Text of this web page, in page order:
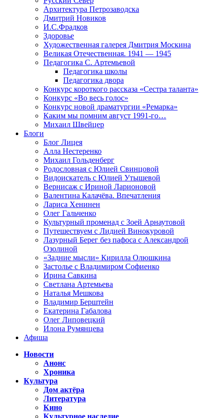
Архитектура Петрозаводска
Дмитрий Новиков
И.С.Фрадков
Здоровье
Художественная галерея Дмитрия Москина
Великая Отечественная. 1941 — 1945
Педагогика С. Артемьевой
Педагогика школы
Педагогика двора
Конкурс короткого рассказа «Сестра таланта»
Конкурс «Во весь голос»
Конкурс новой драматургии «Ремарка»
Каким мы помним август 1991-го…
Михаил Швейцер
Блоги
Блог Лицея
Алла Нестеренко
Михаил Гольденберг
Родословная с Юлией Свинцовой
Видоискатель с Юлией Утышевой
Вернисаж с Ириной Ларионовой
Валентина Калачёва. Впечатления
Лариса Хенинен
Олег Гальченко
Культурный променад с Зоей Арнаутовой
Путешествуем с Лидией Винокуровой
Лазурный Берег без пафоса с Александрой
Озолиной
«Задние мысли» Кирилла Олюшкина
Застолье с Владимиром Софиенко
Ирина Савкина
Светлана Артемьева
Наталья Мешкова
Владимир Берштейн
Екатерина Габалова
Олег Липовецкий
Илона Румянцева
Афиша
Новости
Анонс
Хроника
Культура
Дом актёра
Литература
Кино